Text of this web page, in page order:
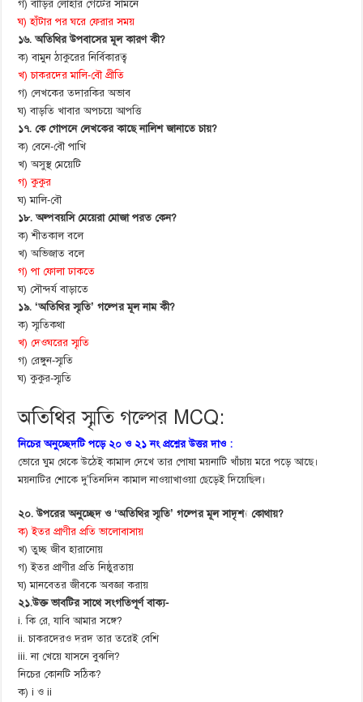
গ) বাড়ির লোহার গেটের সামনে
ঘ) হাঁটার পর ঘরে ফেরার সময়
১৬. অতিথির উপবাসের মূল কারণ কী?
ক) বামুন ঠাকুরের নির্বিকারত্ব
খ) চাকরদের মালি-বৌ প্রীতি
গ) লেখকের তদারকির অভাব
ঘ) বাড়তি খাবার অপচয়ে আপত্তি
১৭. কে গোপনে লেখকের কাছে নালিশ জানাতে চায়?
ক) বেনে-বৌ পাখি
খ) অসুস্থ মেয়েটি
গ) কুকুর
ঘ) মালি-বৌ
১৮. অল্পবয়সি মেয়েরা মোজা পরত কেন?
ক) শীতকাল বলে
খ) অভিজাত বলে
গ) পা ফোলা ঢাকতে
ঘ) সৌন্দর্য বাড়াতে
১৯. ‘অতিথির স্মৃতি’ গল্পের মূল নাম কী?
ক) স্মৃতিকথা
খ) দেওঘরের স্মৃতি
গ) রেঙ্গুন-স্মৃতি
ঘ) কুকুর-স্মৃতি
অতিথির স্মৃতি গল্পের MCQ:
নিচের অনুচ্ছেদটি পড়ে ২০ ও ২১ নং প্রশ্নের উত্তর দাও :
ভোরে ঘুম থেকে উঠেই কামাল দেখে তার পোষা ময়নাটি খাঁচায় মরে পড়ে আছে।
ময়নাটির শোকে দু’তিনদিন কামাল নাওয়াখাওয়া ছেড়েই দিয়েছিল।
২০. উপরের অনুচ্ছেদ ও ‘অতিথির স্মৃতি’ গল্পের মূল সাদৃশ্য কোথায়?
ক) ইতর প্রাণীর প্রতি ভালোবাসায়
খ) তুচ্ছ জীব হারানোয়
গ) ইতর প্রাণীর প্রতি নিষ্ঠুরতায়
ঘ) মানবেতর জীবকে অবজ্ঞা করায়
২১.উক্ত ভাবটির সাথে সংগতিপূর্ণ বাক্য-
i. কি রে, যাবি আমার সঙ্গে?
ii. চাকরদেরও দরদ তার তরেই বেশি
iii. না খেয়ে যাসনে বুঝলি?
নিচের কোনটি সঠিক?
ক) i ও ii